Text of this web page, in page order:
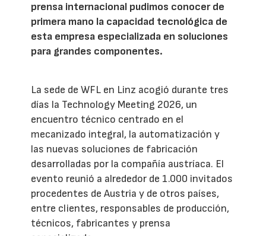
prensa internacional pudimos conocer de
primera mano la capacidad tecnológica de
esta empresa especializada en soluciones
para grandes componentes.
La sede de WFL en Linz acogió durante tres
días la Technology Meeting 2026, un
encuentro técnico centrado en el
mecanizado integral, la automatización y
las nuevas soluciones de fabricación
desarrolladas por la compañía austríaca. El
evento reunió a alrededor de 1.000 invitados
procedentes de Austria y de otros países,
entre clientes, responsables de producción,
técnicos, fabricantes y prensa